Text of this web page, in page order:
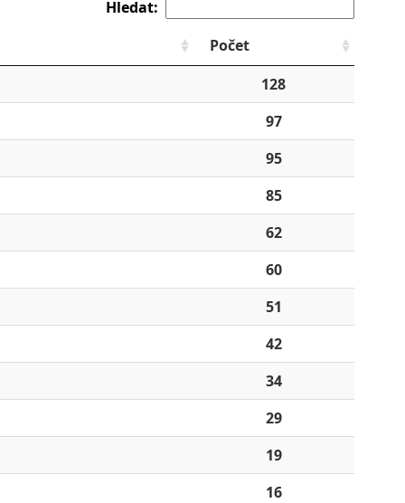
Hledat:
Počet
128
97
95
85
62
60
51
42
34
29
19
16